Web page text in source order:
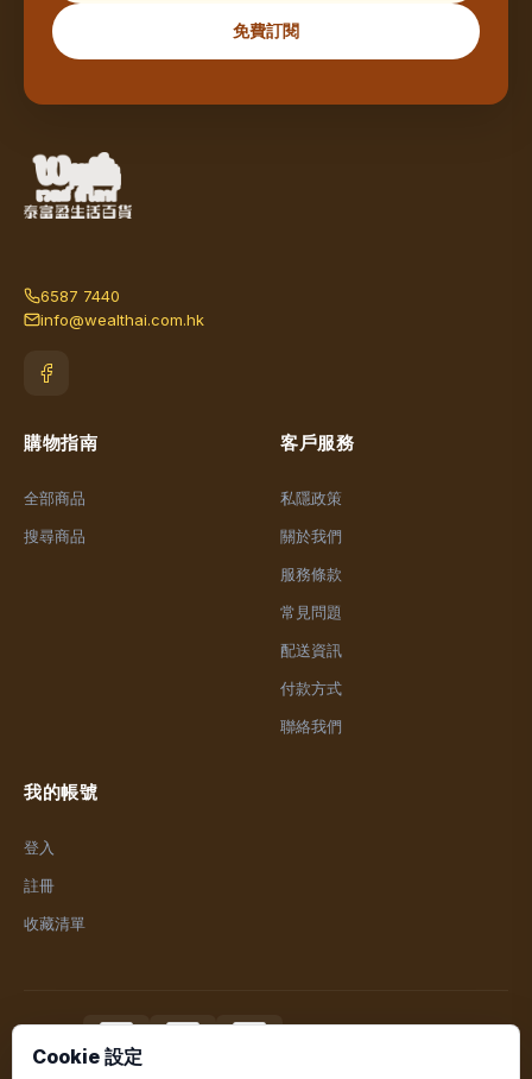
免費訂閱
6587 7440
info@wealthai.com.hk
購物指南
全部商品
搜尋商品
客戶服務
私隱政策
關於我們
服務條款
常見問題
配送資訊
付款方式
聯絡我們
我的帳號
登入
註冊
收藏清單
Cookie 設定